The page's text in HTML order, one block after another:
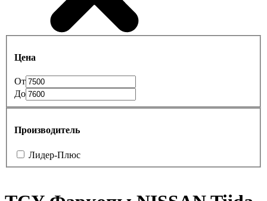
Цена
От
До
Производитель
Лидер-Плюс